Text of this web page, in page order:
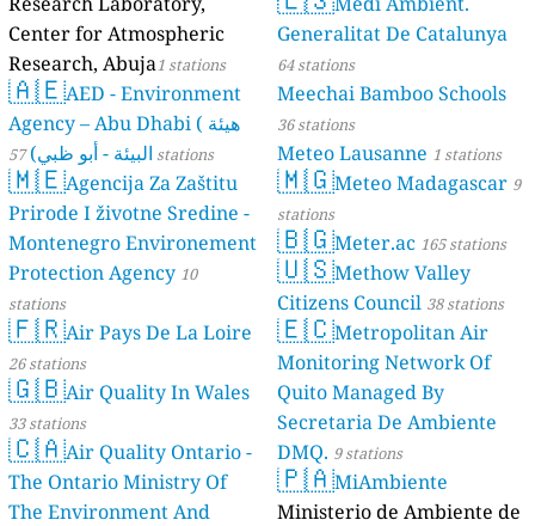
Center for Atmospheric
Research, Abuja1 stations
🇦🇪AED - Environment
Agency – Abu Dhabi ( هيئة
البيئة - أبو ظبي) 57 stations
🇲🇪Agencija Za Zaštitu
Prirode I životne Sredine -
Montenegro Environement
Protection Agency 10
stations
🇫🇷Air Pays De La Loire
26 stations
🇬🇧Air Quality In Wales
33 stations
🇨🇦Air Quality Ontario -
The Ontario Ministry Of
The Environment And
Generalitat De Catalunya
64 stations
Meechai Bamboo Schools
36 stations
Meteo Lausanne 1 stations
🇲🇬Meteo Madagascar 9
stations
🇧🇬Meter.ac 165 stations
🇺🇸Methow Valley
Citizens Council 38 stations
🇪🇨Metropolitan Air
Monitoring Network Of
Quito Managed By
Secretaria De Ambiente
DMQ. 9 stations
🇵🇦MiAmbiente
Ministerio de Ambiente de